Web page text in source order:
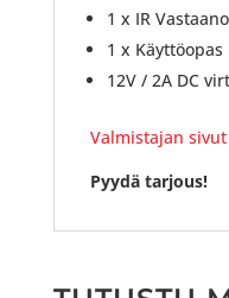
1 x IR
1 x Käyttöopas
12V / 2A DC
Valmistajan sivut
Pyydä tarjous!